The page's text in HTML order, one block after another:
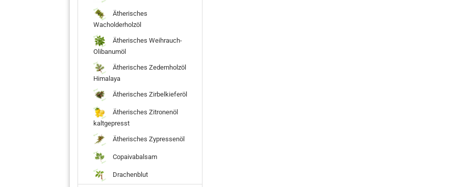
Ätherisches
Wacholderholzöl
Ätherisches Weihrauch-
Olibanumöl
Ätherisches Zedernholzöl
Himalaya
Ätherisches Zirbelkieferöl
Ätherisches Zitronenöl
kaltgepresst
Ätherisches Zypressenöl
Copaivabalsam
Drachenblut